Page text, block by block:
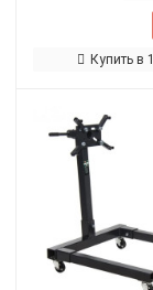
Купить в